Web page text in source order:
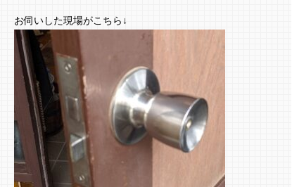
お伺いした現場がこちら↓